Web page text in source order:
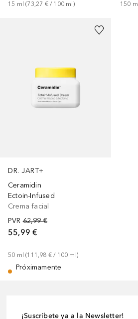
15 ml (73,27 € / 100 ml ) 150 ml
DR. JART+
Ceramidin
Ectoin-Infused
Crema facial
PVR 62,99 €
55,99 €
50 ml (111,98 € / 100 ml )
Próximamente
¡Suscríbete ya a la Newsletter!